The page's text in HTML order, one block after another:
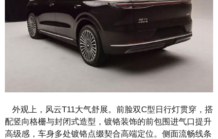
外观上，风云T11大气舒展。前脸双C型日行灯贯穿，搭
配竖向格栅与封闭式造型，镀铬装饰的前包围进气口提升
高级感，车身多处镀铬点缀契合高端定位。侧面流畅线条